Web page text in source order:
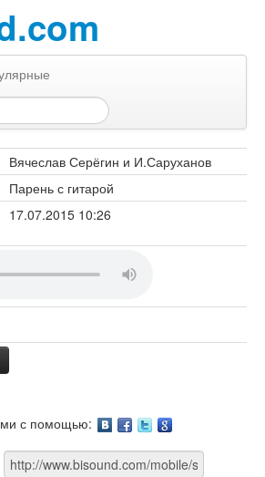
Вячеслав Серёгин и И.Саруханов
Парень с гитарой
17.07.2015 10:26
с помощью: